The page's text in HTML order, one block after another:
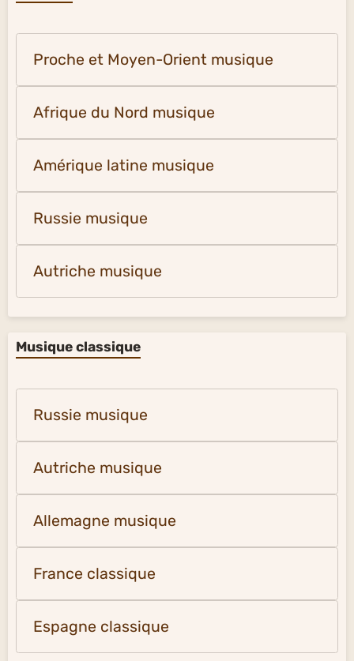
Proche et Moyen-Orient musique
Afrique du Nord musique
Amérique latine musique
Russie musique
Autriche musique
Musique classique
Russie musique
Autriche musique
Allemagne musique
France classique
Espagne classique